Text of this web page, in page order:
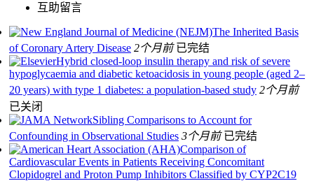
互助留言
The Inherited Basis
of Coronary Artery Disease 2个月前 已完结
Hybrid closed-loop insulin therapy and risk of severe
hypoglycaemia and diabetic ketoacidosis in young people (aged 2–
20 years) with type 1 diabetes: a population-based study 2个月前
已关闭
Sibling Comparisons to Account for
Confounding in Observational Studies 3个月前 已完结
Comparison of
Cardiovascular Events in Patients Receiving Concomitant
Clopidogrel and Proton Pump Inhibitors Classified by CYP2C19